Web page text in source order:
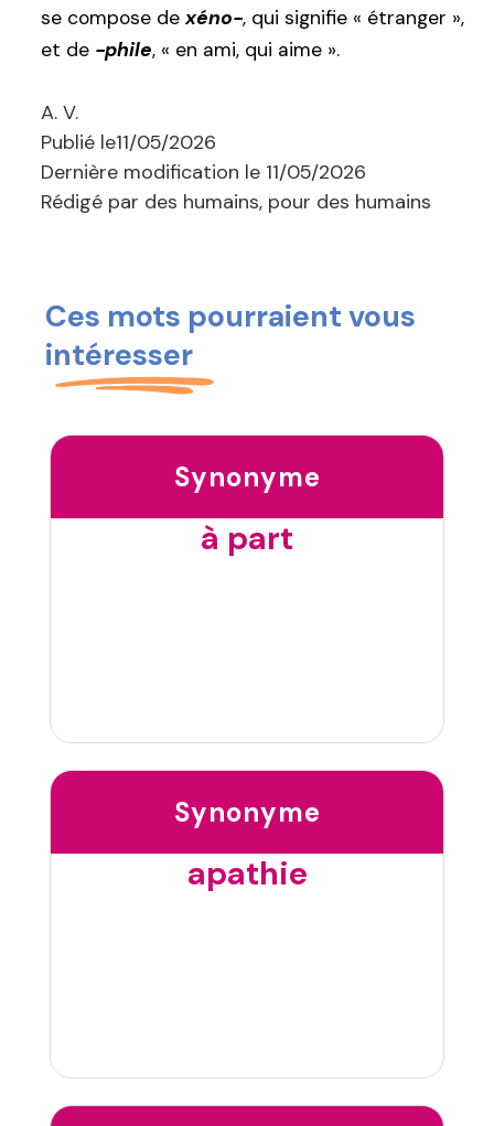
se compose dexéno-, qui signifie « étranger »,
et de -phile, « en ami, qui aime ».
A. V.
Publié le11/05/2026
Dernière modification le 11/05/2026
Rédigé par des humains, pour des humains
Ces mots pourraient vous
intéresser
Synonyme
à part
Synonyme
apathie